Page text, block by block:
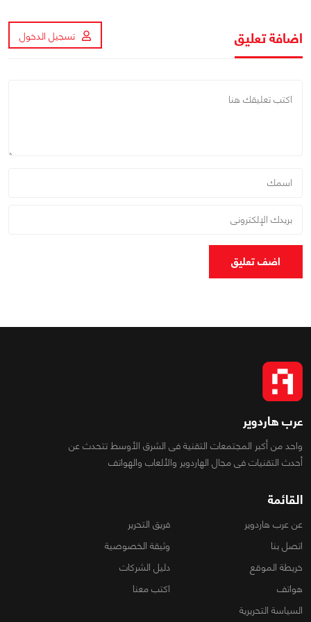
اضافة تعليق تسجيل الدخول
اضف تعليق
عرب هاردوير
واحد من أكبر المجتمعات التقنية فى الشرق الأوسط تتحدث عن
أحدث التقنيات فى مجال الهاردوير والألعاب والهواتف
القائمة
عن عرب هاردوير
فريق التحرير
اتصل بنا
وثيقة الخصوصية
خريطة الموقع
دليل الشركات
هواتف
اكتب معنا
السياسة التحريرية